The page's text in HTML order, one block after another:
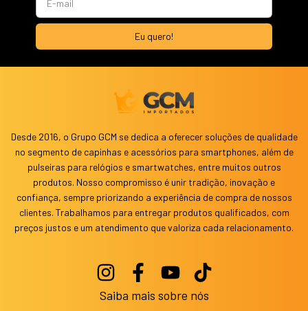
Desde 2016, o Grupo GCM se dedica a oferecer soluções de qualidade
no segmento de capinhas e acessórios para smartphones, além de
pulseiras para relógios e smartwatches, entre muitos outros
produtos. Nosso compromisso é unir tradição, inovação e
confiança, sempre priorizando a experiência de compra de nossos
clientes. Trabalhamos para entregar produtos qualificados, com
preços justos e um atendimento que valoriza cada relacionamento.
Saiba mais sobre nós